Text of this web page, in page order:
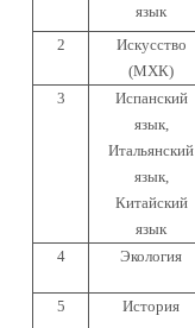
язык
2
Искусство
(МХК)
3
Испанский
язык,
Итальянский
язык,
Китайский
язык
4 Экология
5 История